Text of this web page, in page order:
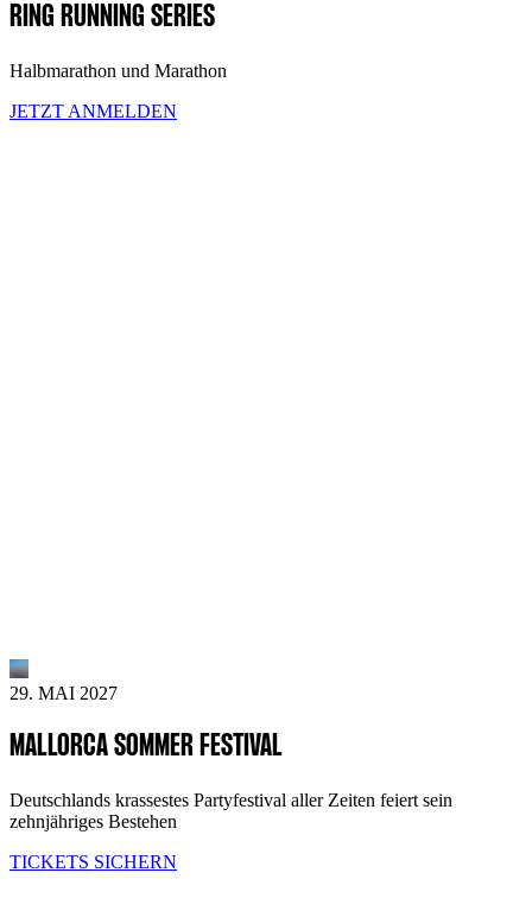
RING RUNNING SERIES
Halbmarathon und Marathon
JETZT ANMELDEN
29. MAI 2027
MALLORCA SOMMER FESTIVAL
Deutschlands krassestes Partyfestival aller Zeiten feiert sein
zehnjähriges Bestehen
TICKETS SICHERN